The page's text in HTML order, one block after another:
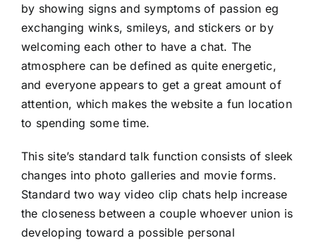
by showing signs and symptoms of passion eg
exchanging winks, smileys, and stickers or by
welcoming each other to have a chat. The
atmosphere can be defined as quite energetic,
and everyone appears to get a great amount of
attention, which makes the website a fun location
to spending some time.
This site’s standard talk function consists of sleek
changes into photo galleries and movie forms.
Standard two way video clip chats help increase
the closeness between a couple whoever union is
developing toward a possible personal